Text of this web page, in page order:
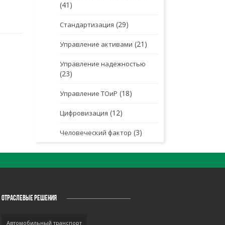
(41)
Стандартизация (29)
Управление активами (21)
Управление надежностью
(23)
Управление ТОиР (18)
Цифровизация (12)
Человеческий фактор (3)
ОТРАСЛЕВЫЕ РЕШЕНИЯ
Автомобильный транспорт